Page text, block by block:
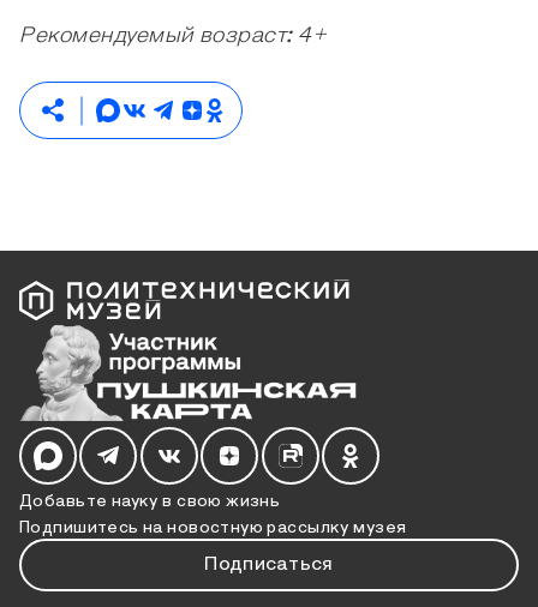
Рекомендуемый возраст: 4+
Добавьте науку в свою жизнь
Подпишитесь на новостную рассылку музея
Подписаться
Мы в социальных сетях